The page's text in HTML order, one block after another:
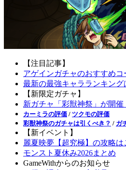
【注目記事】
アゲインガチャのおすすめコ
最新の最強キャラランキング
【新限定ガチャ】
新ガチャ「彩獣神祭」が開催
カーミラの評価 / ツクモの評価
彩獣神祭のガチャは引くべき？ / ガ
【新イベント】
麗夏映夢【超究極】の攻略は
モンスト夏休み2026まとめ
GameWithからのお知らせ